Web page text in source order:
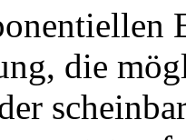
die